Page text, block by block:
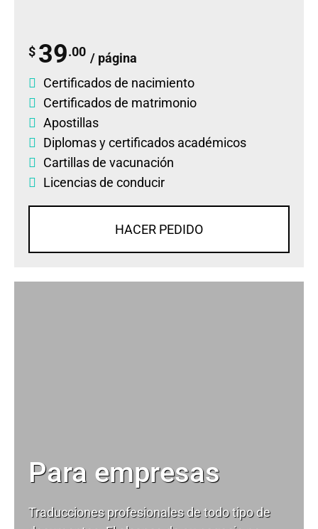
$ 39.00 / página
Certificados de nacimiento
Certificados de matrimonio
Apostillas
Diplomasycertificados académicos
Cartillas de vacunación
Licencias de conducir
HACER PEDIDO
Para empresas
Traducciones profesionales de todo tipo de